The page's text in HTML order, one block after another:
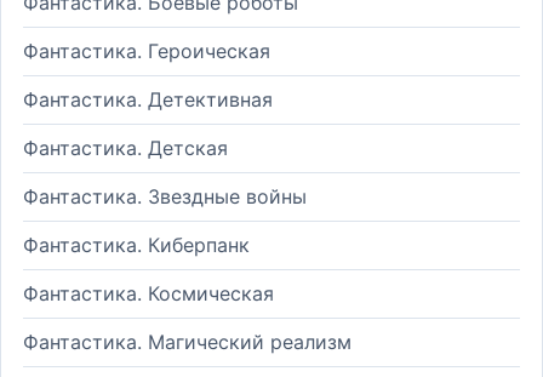
Фантастика. Героическая
Фантастика. Детективная
Фантастика. Детская
Фантастика. Звездные войны
Фантастика. Киберпанк
Фантастика. Космическая
Фантастика. Магический реализм